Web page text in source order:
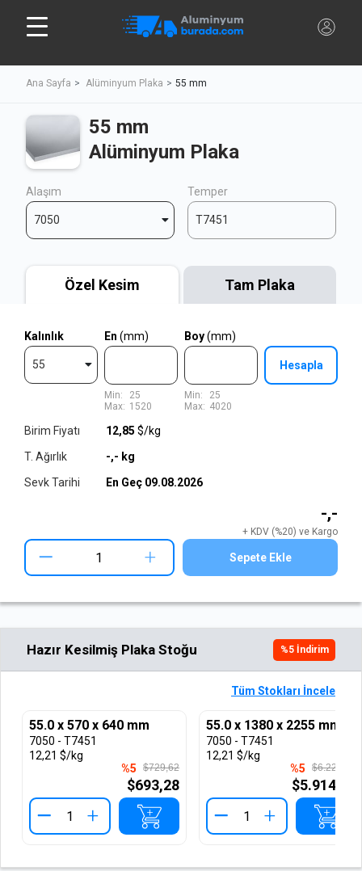
Ana Sayfa Alüminyum Plaka 55 mm
55 mm
Alüminyum Plaka
Alaşım
7050
Temper
T7451
Özel Kesim Tam Plaka
Kalınlık
55
En (mm)
Min:
Max:
25
1520
Boy(mm)
Min:
Max:
25
4020
Hesapla
-,-
+ KDV (%20) ve Kargo
Birim Fiyatı
T. Ağırlık
Sevk Tarihi
12,85 $/kg
-,- kg
En Geç 09.08.2026
+ Sepete Ekle
Hazır Kesilmiş Plaka Stoğu %5İndirim
Tüm Stokları İncele
55.0 x 570 x 640 mm
7050 - T7451
12,21 $/kg
%5
$729,62
$693,28
+
55.0 x 1380 x 2255 mm
7050 - T7451
12,21 $/kg
%5
$6.224,15
$5.914,16
+